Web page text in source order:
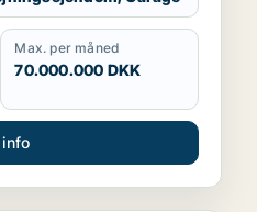
Max. per måned
70.000.000 DKK